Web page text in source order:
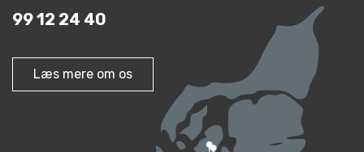
99 12 24 40
Læs mere om os